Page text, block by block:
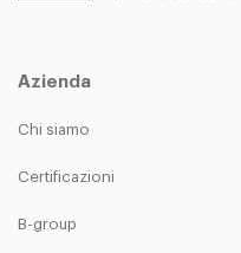
Azienda
Chi siamo
Certificazioni
B-group